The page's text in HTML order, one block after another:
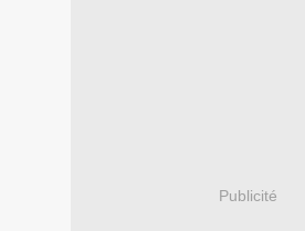
Publicité